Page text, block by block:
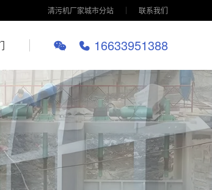
清污机厂家城市分站 联系我们
16633951388